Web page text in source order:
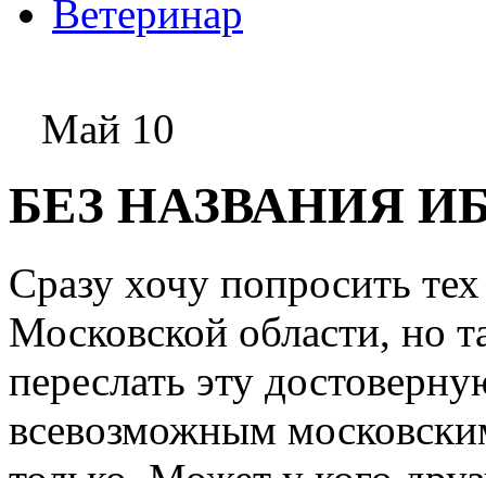
Ветеринар
Май 10
БЕЗ НАЗВАНИЯ
Сразу хочу попросить
Московской области, но
переслать эту
всевозможным